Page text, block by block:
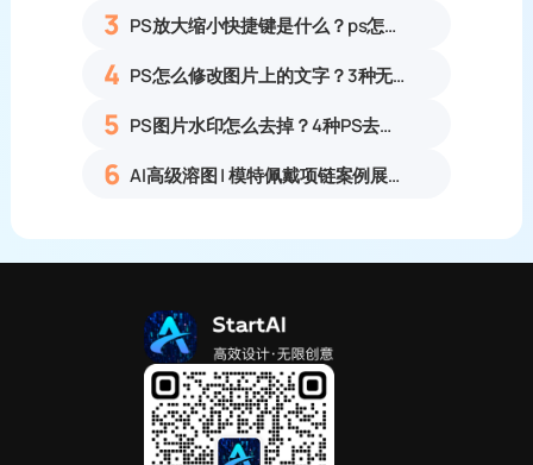
3 PS放大缩小快捷键是什么？ps怎么把图片拉大拉小？
4 PS怎么修改图片上的文字？3种无痕改字方法，新手也能搞定
5 PS图片水印怎么去掉？4种PS去水印方法教程无痕去除各类图片水印
6 AI高级溶图 | 模特佩戴项链案例展示